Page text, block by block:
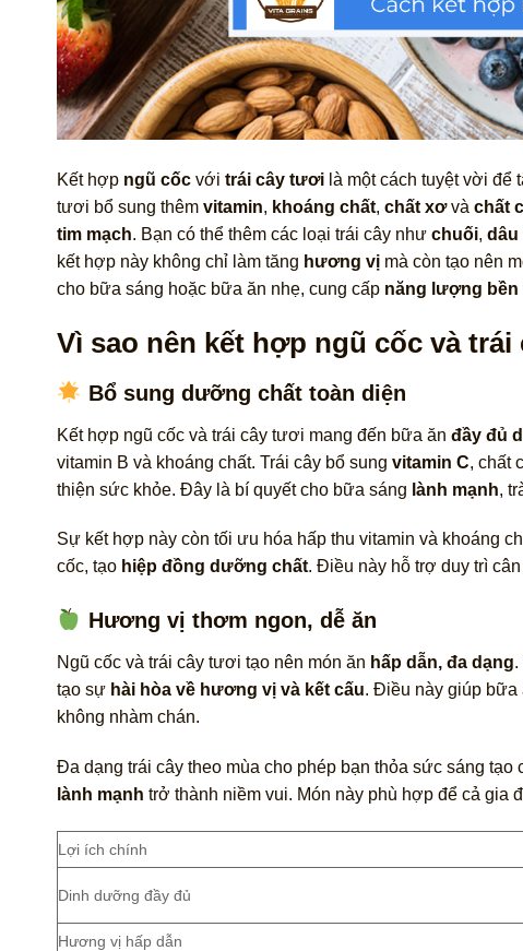
Kết hợp ngũ cốc với trái cây tươi là một cách tuyệt vời để
tươi bổ sung thêm vitamin, khoáng chất, chất xơvà chất
tim mạch. Bạn có thể thêm các loại trái cây như chuối, dâu
kết hợp này không chỉ làm tăng hương vị mà còn tạo nên
cho bữa sáng hoặc bữa ăn nhẹ, cung cấp năng lượng
Vì sao nên kết hợp ngũ cốc và trái
Bổ sung dưỡng chất toàn diện
Kết hợp ngũ cốc và trái cây tươi mang đến bữa ăn đầy đủ
vitamin B và khoáng chất. Trái cây bổ sung vitamin C, chất
thiện sức khỏe. Đây là bí quyết cho bữa sáng lành mạnh,
Sự kết hợp này còn tối ưu hóa hấp thu vitamin và khoáng
cốc, tạo hiệp đồng dưỡng chất. Điều này hỗ trợ duy trì
Hương vị thơm ngon, dễ ăn
Ngũ cốc và trái cây tươi tạo nên món ăn hấp dẫn, đa dạng.
tạo sự hài hòa về hương vị và kết cấu. Điều này giúp bữa
không nhàm chán.
Đa dạng trái cây theo mùa cho phép bạn thỏa sức sáng
lành mạnh trở thành niềm vui. Món này phù hợp để cả
Lợi ích chính
Dinh dưỡng đầy đủ
Hương vị hấp dẫn